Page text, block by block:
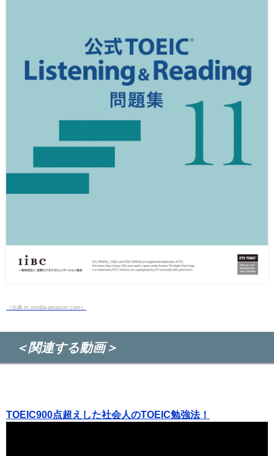
（出典 m.media-amazon.com）
＜関連する動画＞
TOEIC900点超えした社会人のTOEIC勉強法！